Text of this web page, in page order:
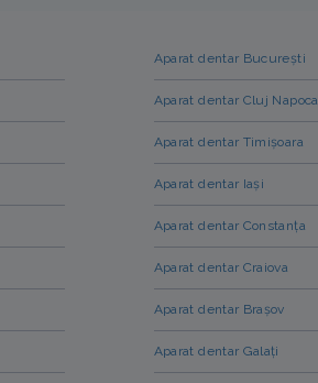
Aparat dentar București
Aparat dentar Cluj Napoca
Aparat dentar Timișoara
Aparat dentar Iași
Aparat dentar Constanța
Aparat dentar Craiova
Aparat dentar Brașov
Aparat dentar Galați